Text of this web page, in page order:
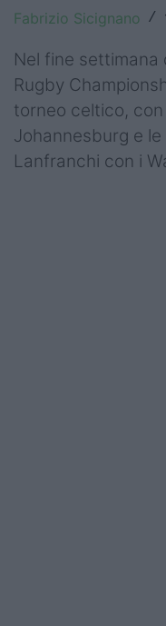
World Rugby
Rugby World
Super Rugby
Rugby in TV
Fabrizio Sicignano /
Nel fine settimana
Rugby
torneo celtico,
Johannesburg e
Lanfranchi con i